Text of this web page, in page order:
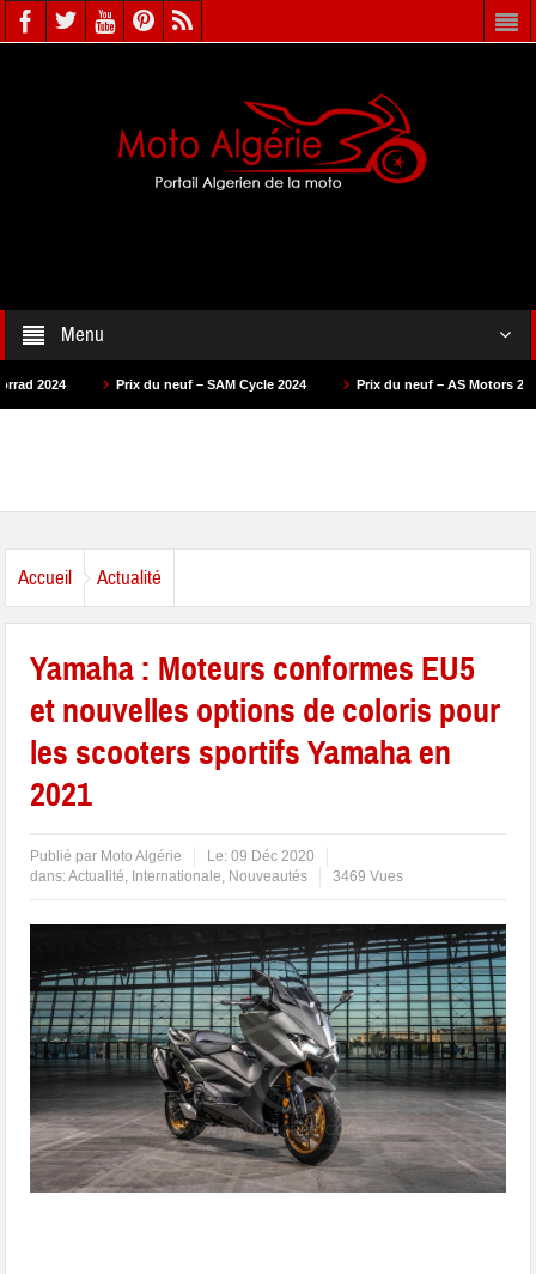
Menu
du neuf – SAM Cycle 2024 Prix du neuf – AS Motors 2024 Prix du
Accueil Actualité
Yamaha : Moteurs conformes EU5
et nouvelles options de coloris pour
les scooters sportifs Yamaha en
2021
Publié par Moto Algérie Le:09 Déc 2020
dans:Actualité, Internationale, Nouveautés 3469 Vues